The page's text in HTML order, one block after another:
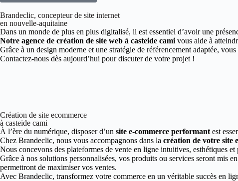
Brandeclic, concepteur de site internet
en nouvelle-aquitaine
Dans un monde de plus en plus digitalisé, il est essentiel d’avoir une
Notre agence de création de site web à casteide cami vous aide à
Grâce à un design moderne et une stratégie de référencement adaptée,
Contactez-nous dès aujourd’hui pour discuter de votre projet !
Création de site ecommerce
à casteide cami
À l’ère du numérique, disposer d’un site e-commerce performant est
Chez Brandeclic, nous vous accompagnons dans la création de votre site
Nous concevons des plateformes de vente en ligne intuitives, esthétiques
Grâce à nos solutions personnalisées, vos produits ou services seront mis
permettront de maximiser vos ventes.
Avec Brandeclic, transformez votre commerce en un véritable succès en